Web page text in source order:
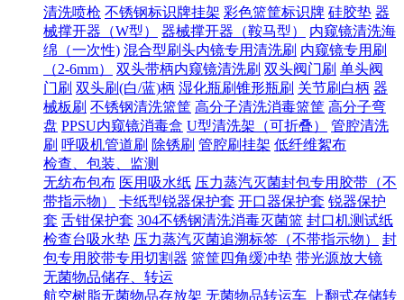
清洗喷枪 不锈钢标识牌挂架 彩色篮筐标识牌 硅胶垫 器
械撑开器（W型）
器械撑开器（鞍马型）
内窥镜清洗海
绵（一次性) 混合型刷头内镜专用清洗刷 内窥镜专用刷
（2-6mm）
双头带柄内窥镜清洗刷 双头阀门刷 单头阀
门刷 双头刷(白/蓝)柄 湿化瓶刷锥形瓶刷 关节刷白柄 器
械板刷 不锈钢清洗篮筐 高分子清洗消毒篮筐 高分子弯
盘 PPSU内窥镜消毒盒 U型清洗架（可折叠）
管腔清洗
刷 呼吸机管道刷 除锈刷 管腔刷挂架 低纤维絮布
检查、包装、监测
无纺布包布 医用吸水纸 压力蒸汽灭菌封包专用胶带（不
带指示物）
卡纸型锐器保护套 开口器保护套 锐器保护
套 舌钳保护套 304不锈钢清洗消毒灭菌篮 封口机测试纸
检查台吸水垫 压力蒸汽灭菌追溯标签（不带指示物）
封
包专用胶带专用切割器 篮筐四角缓冲垫 带光源放大镜
无菌物品储存、转运
航空树脂无菌物品存放架 无菌物品转运车
上翻式存储转